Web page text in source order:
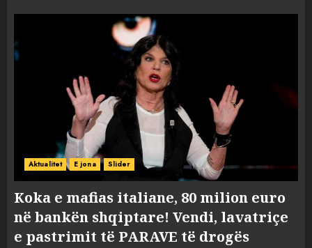
Aktualitet E jona Slider
Koka e mafias italiane, 80 milion euro
në bankën shqiptare! Vendi, lavatriçe
e pastrimit të PARAVE të drogës